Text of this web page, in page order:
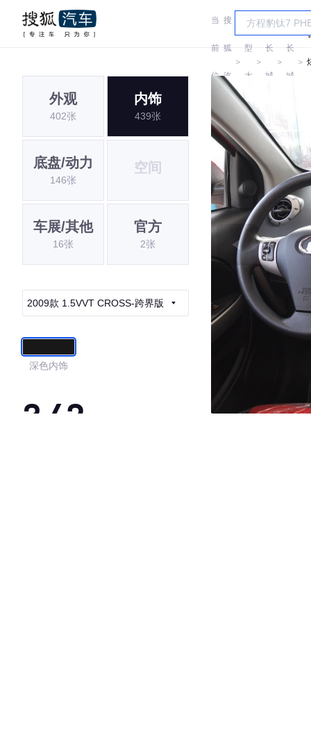
当
前
位
搜
狐
汽
＞
车
型
大
全
＞
长
城
＞
长
城
＞
外观
402张
内饰
439张
底盘/动力
146张
空间
车展/其他
16张
官方
2张
2009款 1.5VVT CROSS-跨界版
深色内饰
3.42